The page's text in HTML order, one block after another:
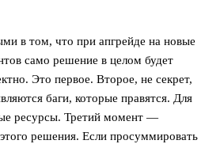
в том, что при апгрейде на новые
само решение в целом будет
Это первое. Второе, не секрет,
баги, которые правятся. Для
ресурсы. Третий момент —
решения. Если просуммировать